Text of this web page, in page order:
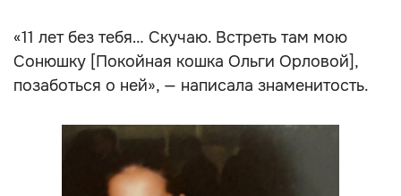
«11 лет без тебя… Скучаю. Встреть там мою
Сонюшку [Покойная кошка Ольги Орловой],
позаботься о ней», — написала знаменитость.